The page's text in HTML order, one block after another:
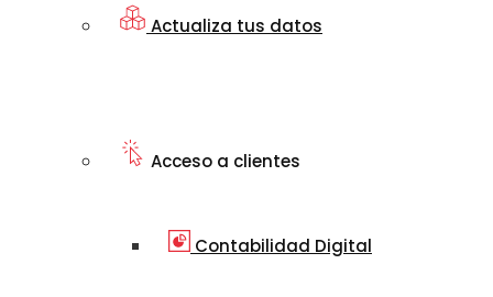
Actualiza tus datos
Acceso a clientes
Contabilidad Digital